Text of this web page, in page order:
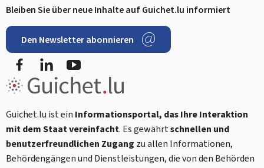
Bleiben Sie über neue Inhalte auf Guichet.lu informiert
Den Newsletter abonnieren
FacebookLinkedIn
Guichet.lu ist ein Informationsportal, das Ihre Interaktion
mit dem Staat vereinfacht. Es gewährtschnellen und
benutzerfreundlichen Zugang zu allen Informationen,
Behördengängen und Dienstleistungen, die von den Behörden